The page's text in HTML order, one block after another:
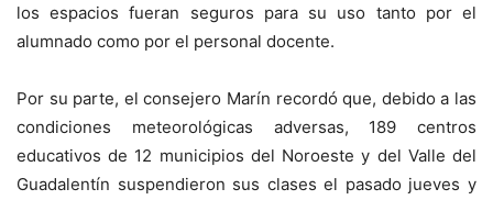
los espacios fueran seguros para su uso tanto por el
alumnado como por el personal docente.
Por su parte, el consejero Marín recordó que, debido a las
condiciones meteorológicas adversas, 189 centros
educativos de 12 municipios del Noroeste y del Valle del
Guadalentín suspendieron sus clases el pasado jueves y